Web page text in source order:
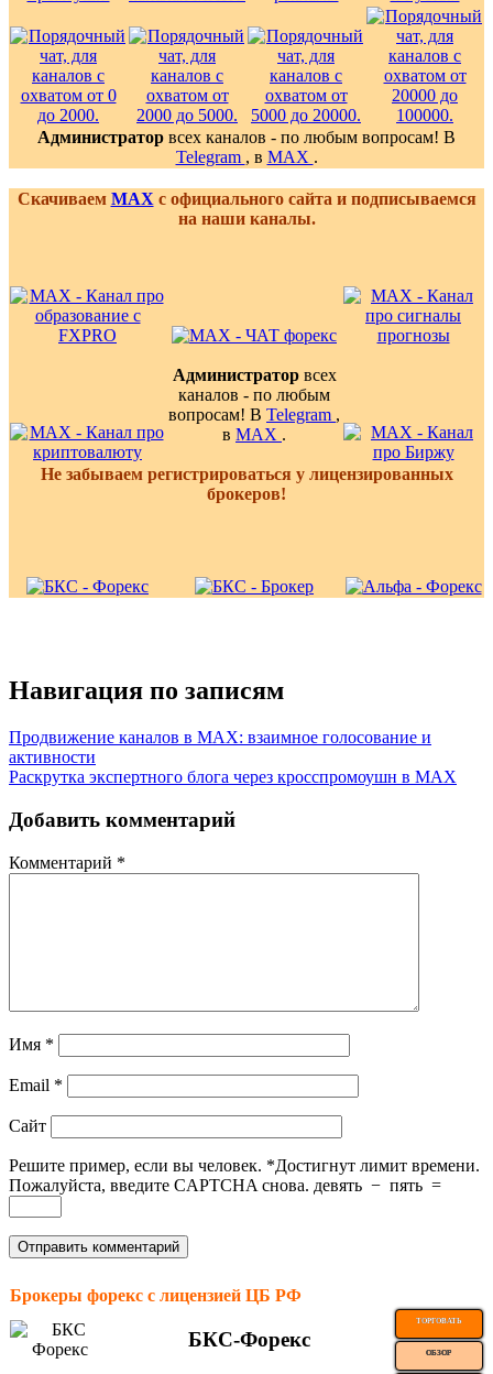
Администратор всех каналов - по любым вопросам! В
Telegram , в MAX .
Скачиваем MAX с официального сайта и подписываемся
на наши каналы.
Администраторвсех
каналов - по любым
вопросам! В Telegram ,
в MAX .
Не забываем регистрироваться у лицензированных
брокеров!
Навигация по записям
Продвижение каналов в MAX: взаимное голосование и
активности
Раскрутка экспертного блога через кросспромоушн в MAX
Добавить комментарий
Комментарий *
Имя *
Email *
Сайт
Решите пример, если вы человек. *Достигнут лимит времени.
Пожалуйста, введите CAPTCHA снова. девять − пять =
Брокеры форекс с лицензией ЦБ РФ
БКС-Форекс
ТОРГОВАТЬ
ОБЗОР